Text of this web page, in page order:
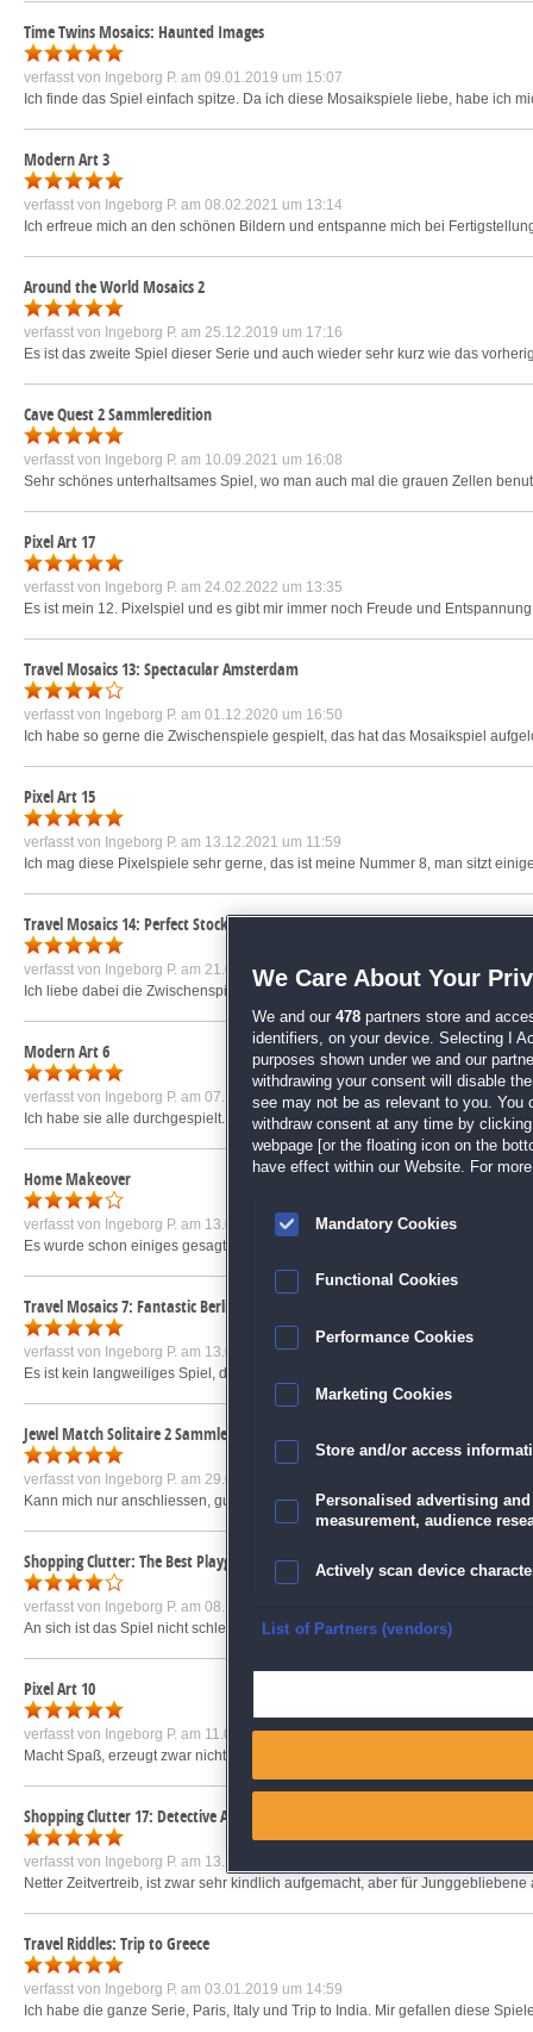
Time Twins Mosaics: Haunted Images
verfasst von Ingeborg P. am 09.01.2019 um 15:07
Ich finde das Spiel einfach spitze. Da ich diese Mosaikspiele liebe, habe ich
Modern Art 3
verfasst von Ingeborg P. am 08.02.2021 um 13:14
Ich erfreue mich an den schönen Bildern und entspanne mich bei
Around the World Mosaics 2
verfasst von Ingeborg P. am 25.12.2019 um 17:16
Es ist das zweite Spiel dieser Serie und auch wieder sehr kurz wie das
Cave Quest 2 Sammleredition
verfasst von Ingeborg P. am 10.09.2021 um 16:08
Sehr schönes unterhaltsames Spiel, wo man auch mal die grauen Zellen
Pixel Art 17
verfasst von Ingeborg P. am 24.02.2022 um 13:35
Es ist mein 12. Pixelspiel und es gibt mir immer noch Freude und
Travel Mosaics 13: Spectacular Amsterdam
verfasst von Ingeborg P. am 01.12.2020 um 16:50
Ich habe so gerne die Zwischenspiele gespielt, das hat das Mosaikspiel
Pixel Art 15
verfasst von Ingeborg P. am 13.12.2021 um 11:59
Ich mag diese Pixelspiele sehr gerne, das ist meine Nummer 8, man sitzt
Travel Mosaics 14: Perfect Stockholm
verfasst von Ingeborg P. am 21.02.2021 um 16:33
Ich liebe dabei die Zwischenspiele, nur das Memoryspiel ist mir zu langweilig.
Modern Art 6
verfasst von Ingeborg P. am 07.11.2021 um 17:28
Ich habe sie alle durchgespielt. Mir gefällt es wegen der schönen Bilder und
Home Makeover
verfasst von Ingeborg P. am 13.09.2019 um 15:12
Es wurde schon einiges gesagt, leider wiederholen sich die Gegenstände
Travel Mosaics 7: Fantastic Berlin
verfasst von Ingeborg P. am 13.09.2019 um 15:02
Es ist kein langweiliges Spiel, da zwischendurch die Puzzelverschiebespiele
Jewel Match Solitaire 2 Sammleredition
verfasst von Ingeborg P. am 29.03.2020 um 07:25
Kann mich nur anschliessen, gut gemachtes Solitärspiel. Schöne Ablenkung
Shopping Clutter: The Best Playground
verfasst von Ingeborg P. am 08.12.2018 um 12:34
An sich ist das Spiel nicht schlecht. Das Zeitlimit stört mich auch, aber man
Pixel Art 10
verfasst von Ingeborg P. am 11.01.2021 um 11:39
Macht Spaß, erzeugt zwar nicht die schönen Bilder wie Modern Art, aber ist
Shopping Clutter 17: Detective Agency
verfasst von Ingeborg P. am 13.10.2022 um 13:03
Netter Zeitvertreib, ist zwar sehr kindlich aufgemacht, aber für
Travel Riddles: Trip to Greece
verfasst von Ingeborg P. am 03.01.2019 um 14:59
Ich habe die ganze Serie, Paris, Italy und Trip to India. Mir gefallen diese
We Care About Your
We and our 478 partners store and
identifiers, on your device. Selecting I
purposes shown under we and our
withdrawing your consent will disable
see may not be as relevant to you. You
withdraw consent at any time by
webpage [or the floating icon on the
have effect within our Website. For
Mandatory Cookies
Functional Cookies
Performance Cookies
Marketing Cookies
Store and/or access
Personalised advertising
measurement, audience
Actively scan device
Ensure security, prevent
Save and communicate
List of Partners (vendors)